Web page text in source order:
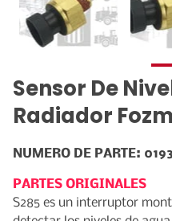
CATALOGO DE EQUIPOS
Sensor De
Radiador
NUMERO DE PARTE:
PARTES ORIGINALES
S285 es un interruptor